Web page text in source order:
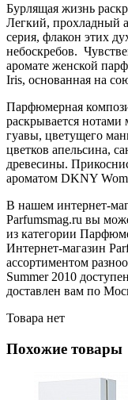
Бурлящая жизнь
Легкий, прохладный
серия, флакон этих
небоскребов.
аромате женской
Iris, основанная на
Парфюмерная
раскрывается нотами
гуавы, цветущего
цветков апельсина,
древесины.
ароматом DKNY
В нашем интернет-
Parfumsmag.ru вы
из категории
Интернет-магазин
ассортиментом
Summer 2010
доставлен вам по
Товара нет
Похожие товары